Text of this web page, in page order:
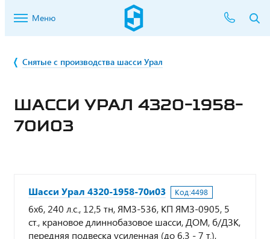
Меню
Снятые с производства шасси Урал
ШАССИ УРАЛ 4320-1958-
70И03
Шасси Урал 4320-1958-70и03 Код:4498
6х6, 240 л.с., 12,5 тн, ЯМЗ-536, КП ЯМЗ-0905, 5
ст., крановое длиннобазовое шасси, ДОМ, б/ДЗК,
передняя подвеска усиленная (до 6,3 - 7 т.),